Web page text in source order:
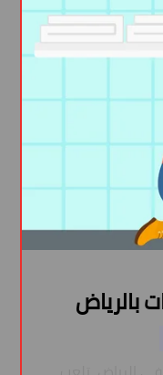
بالرياض